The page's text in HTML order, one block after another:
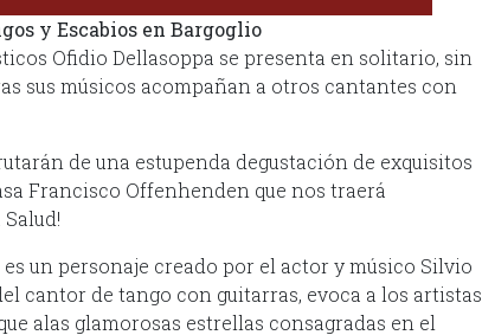
y Escabios en Bargoglio
Ofidio Dellasoppa se presenta en solitario, sin
sus músicos acompañan a otros cantantes con
de una estupenda degustación de exquisitos
Francisco Offenhenden que nos traerá
un personaje creado por el actor y músico Silvio
cantor de tango con guitarras, evoca a los artistas
alas glamorosas estrellas consagradas en el